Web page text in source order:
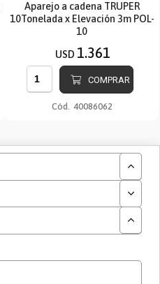
Aparejo a cadena TRUPER
10Tonelada x Elevación 3m POL-
10
USD 1.361
COMPRAR
Cód. 40086062